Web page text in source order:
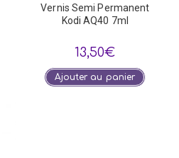
Vernis Semi Permanent
Kodi AQ40 7ml
13,50€
Ajouter au panier